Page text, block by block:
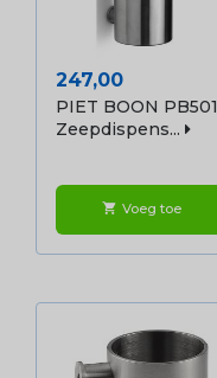
Prijs
247,00
PIET BOON PB501
Zeepdispens...
shopping_cart Voeg toe